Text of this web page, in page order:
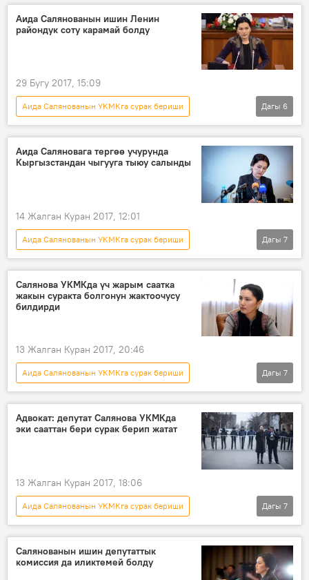
Аида Салянова
Аида Саляновага өкүм чыкты
Аида Салянованын ишин Ленин
райондук соту карамай болду
29 Бугу 2017, 15:09
Аида Салянованын УКМКга сурак бериши
Саясат
Кыргызстан
Жаңылыктар
Аида Салянова
кылмыш иши
сот
Аида Саляновага өкүм чыкты
Дагы 6
Аида Саляновага тергөө учурунда
Кыргызстандан чыгууга тыюу салынды
14 Жалган Куран 2017, 12:01
Аида Салянованын УКМКга сурак бериши
Кыргызстан
Жаңылыктар
Саясат
Аида Салянова
УКМК
адвокат
Дагы 7
Салянова УКМКда үч жарым саатка
жакын суракта болгонун жактоочусу
билдирди
13 Жалган Куран 2017, 20:46
Аида Салянованын УКМКга сурак бериши
Кыргызстан
Жаңылыктар
Саясат
УКМК
жактоочу
сурак
Дагы 7
Адвокат: депутат Салянова УКМКда
эки сааттан бери сурак берип жатат
13 Жалган Куран 2017, 18:06
Аида Салянованын УКМКга сурак бериши
Кыргызстан
Коом
Жаңылыктар
кылмыш иши
сурак
Дагы 7
Салянованын ишин депутаттык
комиссия да иликтемей болду